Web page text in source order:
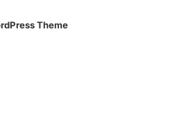
Theme